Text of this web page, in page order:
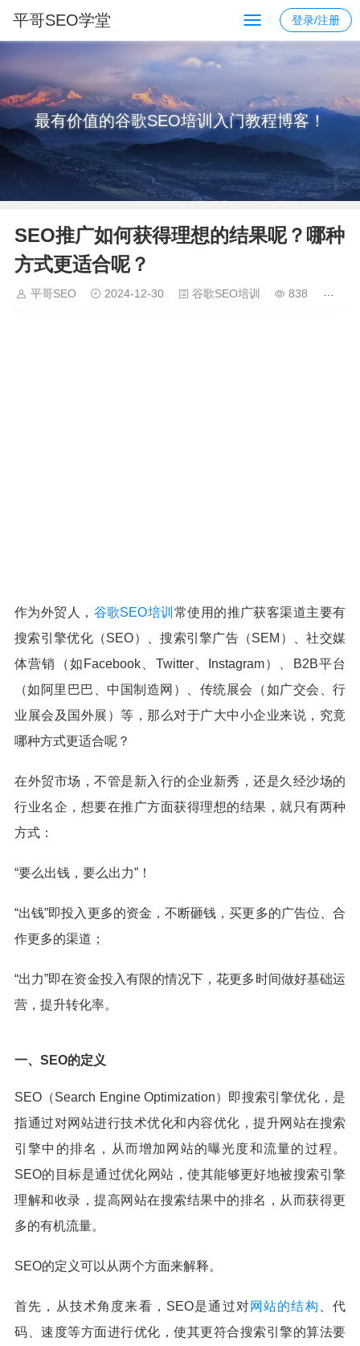
平哥SEO学堂 登录/注册
最有价值的谷歌SEO培训入门教程博客！
SEO推广如何获得理想的结果呢？哪种
方式更适合呢？
平哥SEO 2024-12-30 谷歌SEO培训 838
作为外贸人， 谷歌SEO培训 常使用的推广获客渠道主要有
搜索引擎优化（SEO）、搜索引擎广告（SEM）、社交媒
体营销（如Facebook、Twitter、Instagram）、‌B2B平台
（如阿里巴巴、中国制造网）、传统展会‌（如广交会、行
业展会及国外展）等，那么对于广大中小企业来说，究竟
哪种方式更适合呢？
在外贸市场，不管是新入行的企业新秀，还是久经沙场的
行业名企，想要在推广方面获得理想的结果，就只有两种
方式：
“要么出钱，要么出力”！
“出钱”即投入更多的资金，不断砸钱，买更多的广告位、合
作更多的渠道；
“出力”即在资金投入有限的情况下，花更多时间做好基础运
营，提升转化率。
一、SEO的定义
SEO（Search Engine Optimization）即搜索引擎优化，是
指通过对网站进行技术优化和内容优化，提升网站在搜索
引擎中的排名，从而增加网站的曝光度和流量的过程。
SEO的目标是通过优化网站，使其能够更好地被搜索引擎
理解和收录，提高网站在搜索结果中的排名，从而获得更
多的有机流量。
SEO的定义可以从两个方面来解释。
首先，从技术角度来看，SEO是通过对网站的结构
、代
码、速度等方面进行优化，使其更符合搜索引擎的算法要